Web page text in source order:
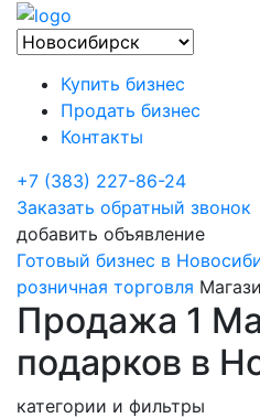
Купить бизнес
Продать бизнес
Контакты
+7 (383) 227-86-24
Заказать обратный звонок
добавить объявление
Готовый бизнес в
розничная торговля
Продажа 1
подарков в
категории и фильтры